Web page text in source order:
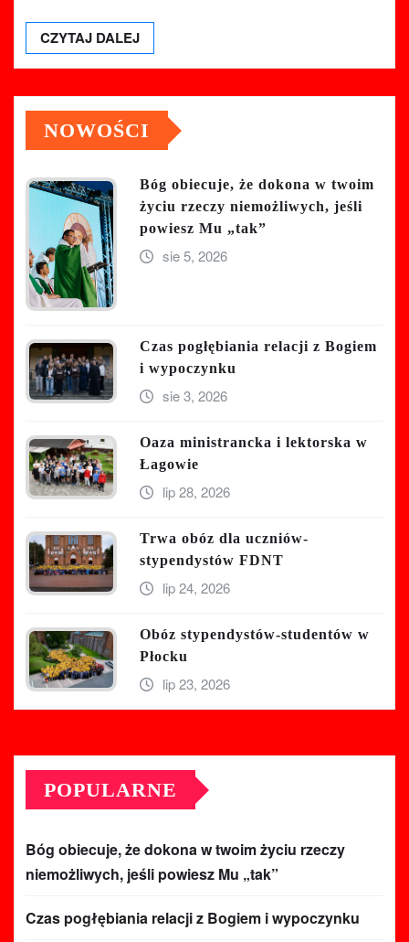
CZYTAJ DALEJ
NOWOŚCI
Bóg obiecuje, że dokona w twoim
życiu rzeczy niemożliwych, jeśli
powiesz Mu „tak”
sie 5, 2026
Czas pogłębiania relacji z Bogiem
i wypoczynku
sie 3, 2026
Oaza ministrancka i lektorska w
Łagowie
lip 28, 2026
Trwa obóz dla uczniów-
stypendystów FDNT
lip 24, 2026
Obóz stypendystów-studentów w
Płocku
lip 23, 2026
POPULARNE
Bóg obiecuje, że dokona w twoim życiu rzeczy
niemożliwych, jeśli powiesz Mu „tak”
Czas pogłębiania relacji z Bogiem i wypoczynku